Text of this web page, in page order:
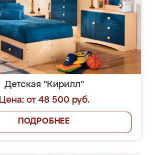
Детская "Кирилл"
Цена: от 48 500 руб.
ПОДРОБНЕЕ